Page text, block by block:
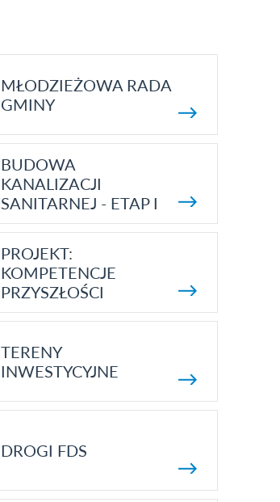
MŁODZIEŻOWA RADA
GMINY
BUDOWA
KANALIZACJI
SANITARNEJ - ETAP I
PROJEKT:
KOMPETENCJE
PRZYSZŁOŚCI
TERENY
INWESTYCYJNE
DROGI FDS